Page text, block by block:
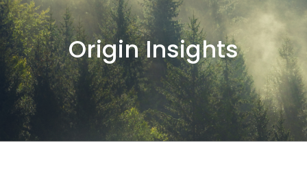
Origin Insights